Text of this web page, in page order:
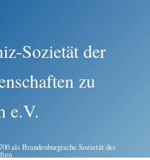
Sozietät der
zu
e.V.
als Brandenburgische Sozietät der